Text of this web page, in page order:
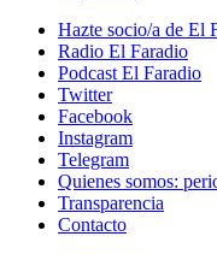
Hazte socio/a de El
Radio El Faradio
Podcast El Faradio
Twitter
Facebook
Instagram
Telegram
Quienes somos:
Transparencia
Contacto